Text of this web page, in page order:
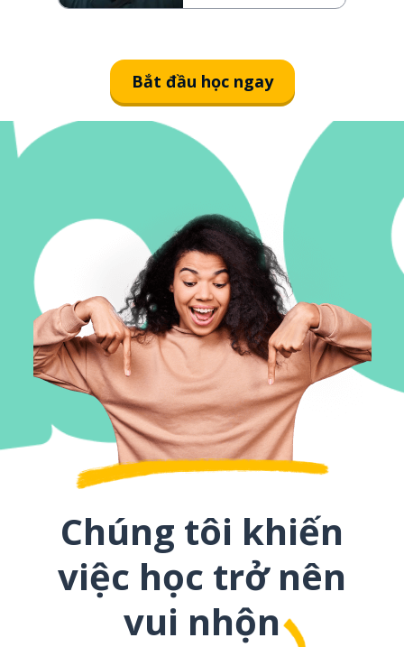
Bắt đầu học ngay
Chúng tôi khiến
việc học trở nên
vui nhộn